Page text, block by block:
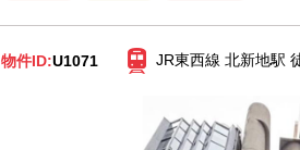
物件ID:U1071 JR東西線 北新地駅